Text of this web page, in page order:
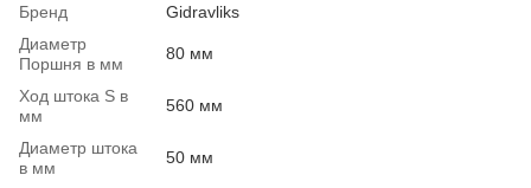
Бренд
Gidravliks
Диаметр
Поршня в мм
80 мм
Ход штока S в
мм
560 мм
Диаметр штока
в мм
50 мм